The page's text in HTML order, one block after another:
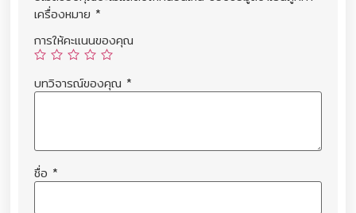
เครื่องหมาย *
การให้คะแนนของคุณ
บทวิจารณ์ของคุณ *
ชื่อ *